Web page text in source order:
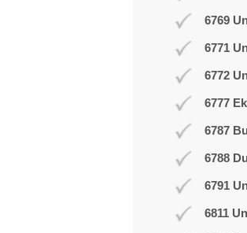
6769
6771
6772
6777
6787
6788
6791
6811